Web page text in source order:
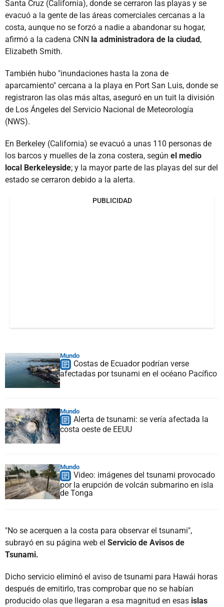
Santa Cruz (California), donde se cerraron las playas y se
evacuó a la gente de las áreas comerciales cercanas a la
costa, aunque no se forzó a nadie a abandonar su hogar,
afirmó a la cadena CNN la administradora de la ciudad,
Elizabeth Smith.
También hubo "inundaciones hasta la zona de
aparcamiento" cercana a la playa en Port San Luis, donde se
registraron las olas más altas, aseguró en un tuit la división
de Los Ángeles del Servicio Nacional de Meteorología
(NWS).
En Berkeley (California) se evacuó a unas 110 personas de
los barcos y muelles de la zona costera, según el medio
local Berkeleyside; y la mayor parte de las playas del sur del
estado se cerraron debido a la alerta.
PUBLICIDAD
Mundo
Costas de Ecuador podrían verse
afectadas por tsunami en el océano Pacífico
Mundo
Alerta de tsunami: se vería afectada la
costa oeste de EEUU
Mundo
Video: imágenes del tsunami provocado
por la erupción de volcán submarino en isla
de Tonga
"No se acerquen a la costa para observar el tsunami",
subrayó en su página web el Servicio de Avisos de
Tsunami.
Dicho servicio eliminó el aviso de tsunami para Hawái horas
después de emitirlo, tras comprobar que no se habían
producido olas que llegaran a esa magnitud en esas islas